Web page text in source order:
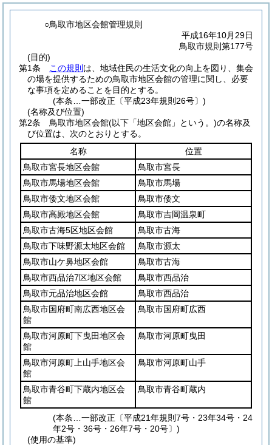
○鳥取市地区会館管理規則
平成16年10月29日
鳥取市規則第177号
(目的)
第1条
この規則 は、地域住民の生活文化の向上を図り、集会
の場を提供するための鳥取市地区会館の管理に関し、必要
な事項を定めることを目的とする。
(本条…一部改正〔平成23年規則26号〕)
(名称及び位置)
第2条
鳥取市地区会館(以下「地区会館」という。)の名称及
び位置は、次のとおりとする。
名称
位置
鳥取市宮長地区会館
鳥取市宮長
鳥取市馬場地区会館
鳥取市馬場
鳥取市倭文地区会館
鳥取市倭文
鳥取市高殿地区会館
鳥取市吉岡温泉町
鳥取市古海5区地区会館
鳥取市古海
鳥取市下味野源太地区会館
鳥取市源太
鳥取市山ケ鼻地区会館
鳥取市古海
鳥取市西品治7区地区会館
鳥取市西品治
鳥取市元品治地区会館
鳥取市西品治
鳥取市国府町南広西地区会
館
鳥取市国府町広西
鳥取市河原町下曳田地区会
館
鳥取市河原町曳田
鳥取市河原町上山手地区会
館
鳥取市河原町山手
鳥取市青谷町下蔵内地区会
館
鳥取市青谷町蔵内
(本条…一部改正〔平成21年規則7号・23年34号・24
年2号・36号・26年7号・20号〕)
(使用の基準)